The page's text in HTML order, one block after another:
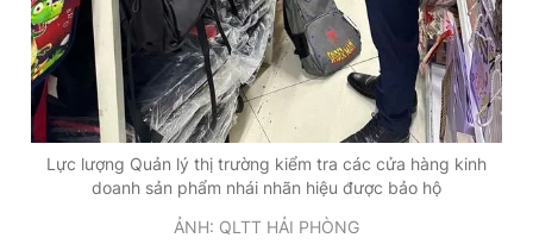
Lực lượng Quản lý thị trường kiểm tra các cửa hàng kinh
doanh sản phẩm nhái nhãn hiệu được bảo hộ
ẢNH: QLTT HẢI PHÒNG